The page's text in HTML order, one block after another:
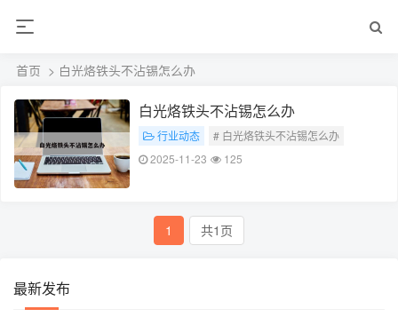
首页 > 白光烙铁头不沾锡怎么办
白光烙铁头不沾锡怎么办
行业动态
# 白光烙铁头不沾锡怎么办
2025-11-23
125
1 共1页
最新发布